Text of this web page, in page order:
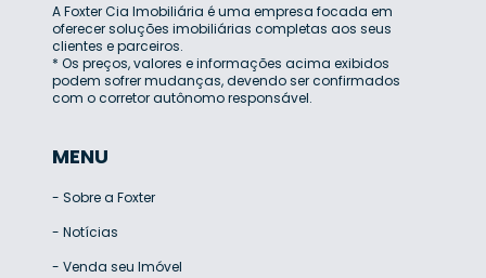
A Foxter Cia Imobiliária é uma empresa focada em
oferecer soluções imobiliárias completas aos seus
clientes e parceiros.
* Os preços, valores e informações acima exibidos
podem sofrer mudanças, devendo ser confirmados
com o corretor autônomo responsável.
MENU
- Sobre a Foxter
- Notícias
- Venda seu Imóvel